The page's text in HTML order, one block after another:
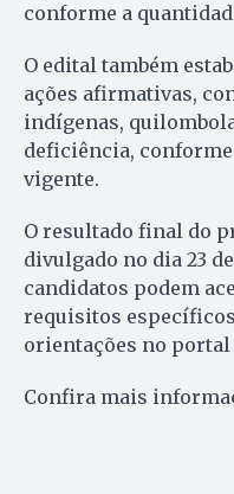
conforme a
O edital também
ações afirmativas,
indígenas,
deficiência,
vigente.
O resultado final do
divulgado no dia 23
candidatos podem
requisitos
orientações no
Confira mais